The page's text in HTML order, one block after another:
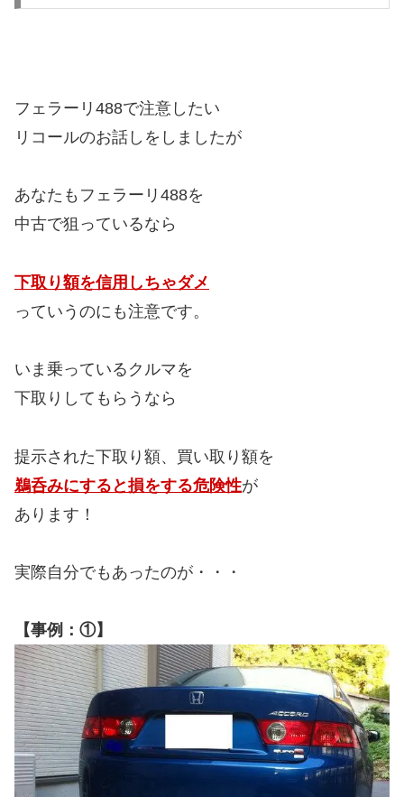
フェラーリ488で注意したい
リコールのお話しをしましたが
あなたもフェラーリ488を
中古で狙っているなら
下取り額を信用しちゃダメ
っていうのにも注意です。
いま乗っているクルマを
下取りしてもらうなら
提示された下取り額、買い取り額を
鵜呑みにすると損をする危険性が
あります！
実際自分でもあったのが・・・
【事例：①】